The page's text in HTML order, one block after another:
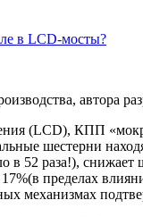
в LCD-мосты?
автора
(LCD), КПП
шестерни
в 52 раза!),
пределах
механизмах